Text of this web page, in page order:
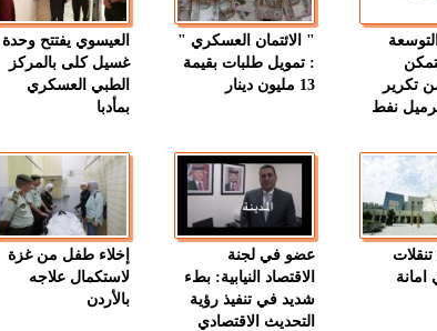
تكرير
برميل نفط
" الائتمان العسكري "
: تمويل طلبات بقيمة
13 مليون دينار
العيسوي يفتتح وحدة
غسيل كلى بالمركز
الطبي العسكري
بمأدبا
عضو في لجنة
الاقتصاد النيابية: بطء
شديد في تنفيذ رؤية
التحديث الاقتصادي
إخلاء طفل من غزة
لاستكمال علاجه
بالأردن